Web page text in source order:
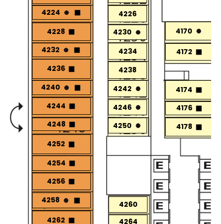
4170
4172
4174
4176
4178
4224
4226
4228
4230
4232
4234
4236
4238
4240
4242
4244
4246
4248
4250
4252
4254
4256
4258
4260
4262
4264